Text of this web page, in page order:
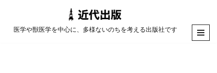
コ医学や獣医学を中心に、多様ないのちを考える出版社です